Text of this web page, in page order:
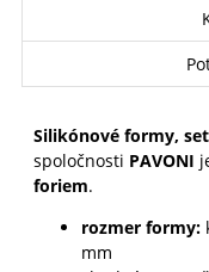
Silikónové formy,
spoločnosti PAVONI
foriem.
rozmer formy:
mm